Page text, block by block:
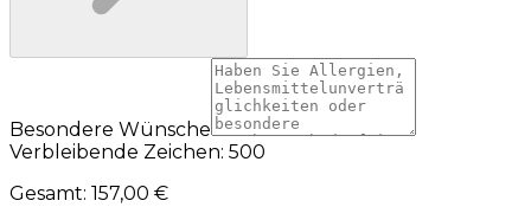
Besondere Wünsche
Verbleibende Zeichen: 500
Gesamt: 157,00 €